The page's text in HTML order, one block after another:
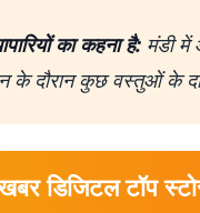
का कहना है: मंडी में
के दौरान कुछ वस्तुओं के
डिजिटल टॉप